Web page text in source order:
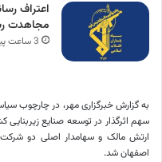
اعتراف
مجاهدت
3 ساعت پیش
به گزارش خبرگزاری مهر، در چارچوب
سهم اثرگذار در توسعه صنایع زیربنایی
ارتشمالک و سهامدار اصلی دو
اصفهان شد.